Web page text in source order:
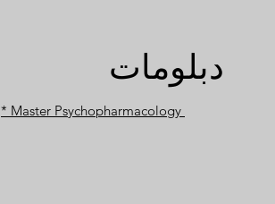
دبلومات
* Master Psychopharmacology